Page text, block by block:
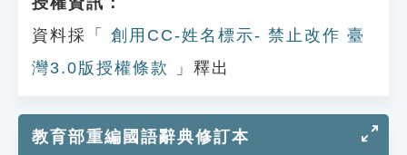
資料採「
創用CC-姓名標示- 禁止改作 臺
灣3.0版授權條款
」釋出
教育部重編國語辭典修訂本